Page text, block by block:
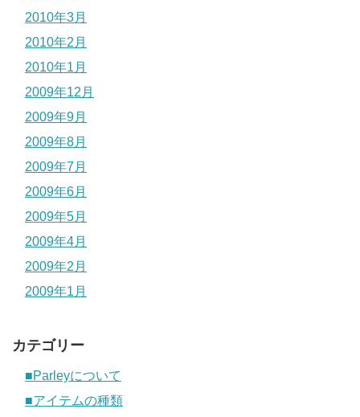
2010年3月
2010年2月
2010年1月
2009年12月
2009年9月
2009年8月
2009年7月
2009年6月
2009年5月
2009年4月
2009年2月
2009年1月
カテゴリー
■Parleyについて
■アイテムの種類